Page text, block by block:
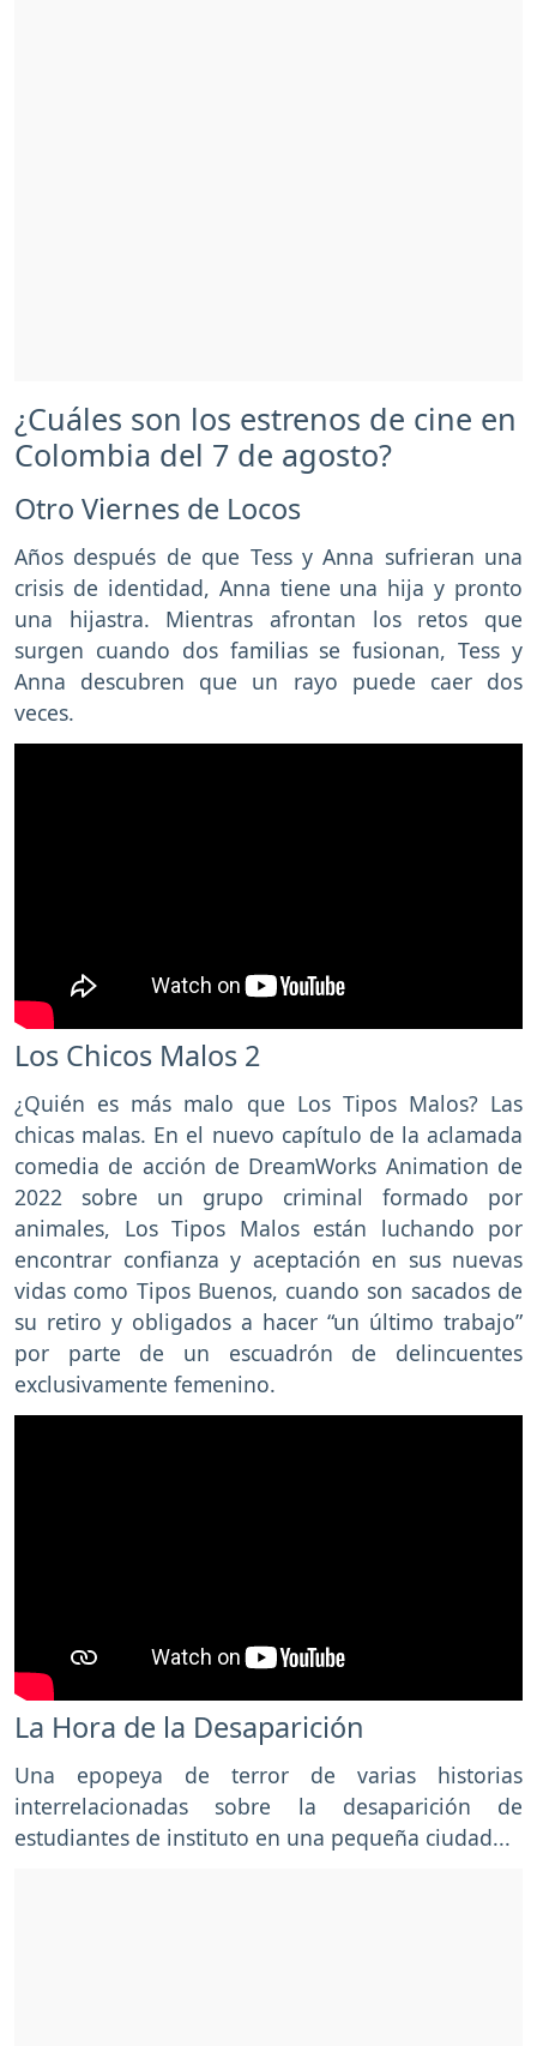
¿Cuáles son los estrenos de cine en
Colombia del 7 de agosto?
Otro Viernes de Locos
Años después de que Tess y Anna sufrieran una
crisis de identidad, Anna tiene una hija y pronto
una hijastra. Mientras afrontan los retos que
surgen cuando dos familias se fusionan, Tess y
Anna descubren que un rayo puede caer dos
veces.
Los Chicos Malos 2
¿Quién es más malo que Los Tipos Malos? Las
chicas malas. En el nuevo capítulo de la aclamada
comedia de acción de DreamWorks Animation de
2022 sobre un grupo criminal formado por
animales, Los Tipos Malos están luchando por
encontrar confianza y aceptación en sus nuevas
vidas como Tipos Buenos, cuando son sacados de
su retiro y obligados a hacer “un último trabajo”
por parte de un escuadrón de delincuentes
exclusivamente femenino.
La Hora de la Desaparición
Una epopeya de terror de varias historias
interrelacionadas sobre la desaparición de
estudiantes de instituto en una pequeña ciudad...